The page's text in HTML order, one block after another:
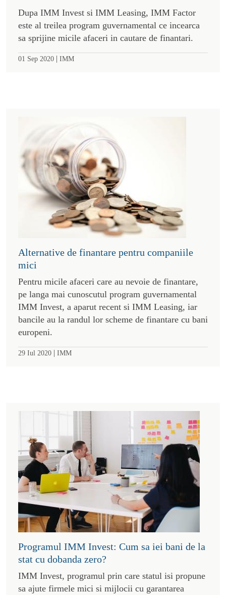
Dupa IMM Invest si IMM Leasing, IMM Factor
este al treilea program guvernamental ce incearca
sa sprijine micile afaceri in cautare de finantari.
01 Sep 2020 | IMM
Alternative de finantare pentru companiile
mici
Pentru micile afaceri care au nevoie de finantare,
pe langa mai cunoscutul program guvernamental
IMM Invest, a aparut recent si IMM Leasing, iar
bancile au la randul lor scheme de finantare cu bani
europeni.
29 Iul 2020 | IMM
Programul IMM Invest: Cum sa iei bani de la
stat cu dobanda zero?
IMM Invest, programul prin care statul isi propune
sa ajute firmele mici si mijlocii cu garantarea